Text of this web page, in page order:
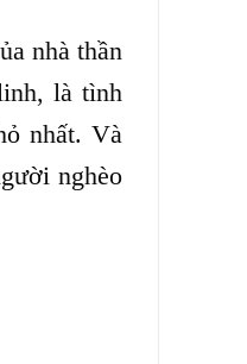
nhà thần
là tình
nhất. Và
nghèo